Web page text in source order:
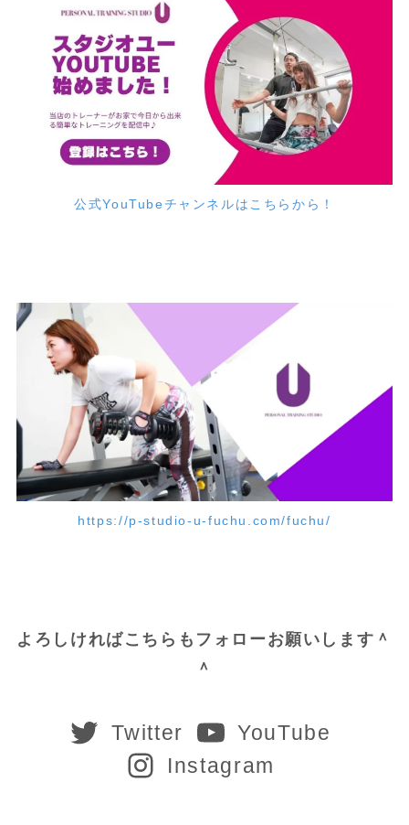
公式YouTubeチャンネルはこちらから！
https://p-studio-u-fuchu.com/fuchu/
よろしければこちらもフォローお願いします＾
＾
Twitter
YouTube
Instagram